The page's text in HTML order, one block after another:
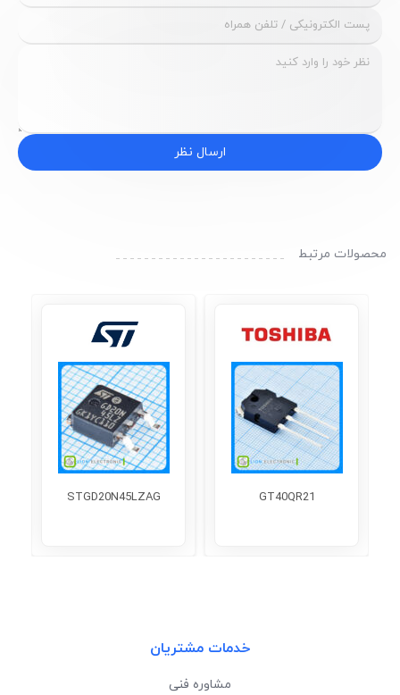
ارسال نظر
محصولات مرتبط
GT40QR21
STGD20N45LZAG
خدمات مشتریان
مشاوره فنی